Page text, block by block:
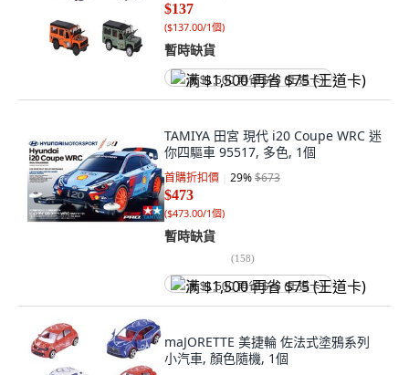
$137
($137.00/1個)
暫時缺貨
满 $1,500 再省 $75 (王道卡)
TAMIYA 田宮 現代 i20 Coupe WRC 迷
你四驅車 95517, 多色, 1個
首購折扣價 29%$673
$473
($473.00/1個)
暫時缺貨
(158)
满 $1,500 再省 $75 (王道卡)
maJORETTE 美捷輪 佐法式塗鴉系列
小汽車, 顏色隨機, 1個